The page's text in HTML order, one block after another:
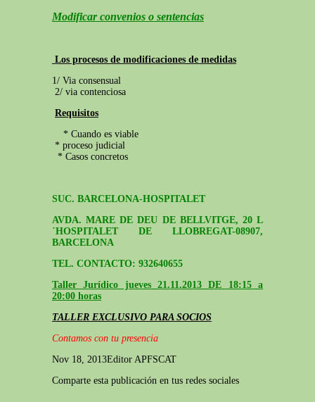
Modificar convenios o sentencias
Los procesos de modificaciones de medidas
1/ Via consensual
2/ via contenciosa
Requisitos
* Cuando es viable
* proceso judicial
* Casos concretos
SUC. BARCELONA-HOSPITALET
AVDA. MARE DE DEU DE BELLVITGE, 20 L
´HOSPITALET DE LLOBREGAT-08907,
BARCELONA
TEL. CONTACTO: 932640655
Taller Jurídico jueves 21.11.2013 DE 18:15 a
20:00 horas
TALLER EXCLUSIVO PARA SOCIOS
Contamos con tu presencia
Nov 18, 2013Editor APFSCAT
Comparte esta publicación en tus redes sociales